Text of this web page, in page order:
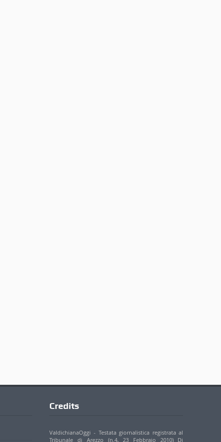
Credits
ValdichianaOggi - Testata giornalistica registrata al
Tribunale di Arezzo (n.4, 23 Febbraio 2010) Di